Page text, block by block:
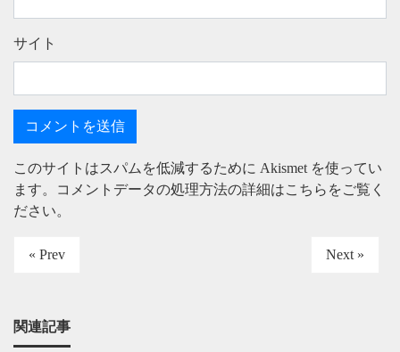
サイト
このサイトはスパムを低減するために Akismet を使ってい
ます。
コメントデータの処理方法の詳細はこちらをご覧く
ださい。
« Prev Next »
関連記事